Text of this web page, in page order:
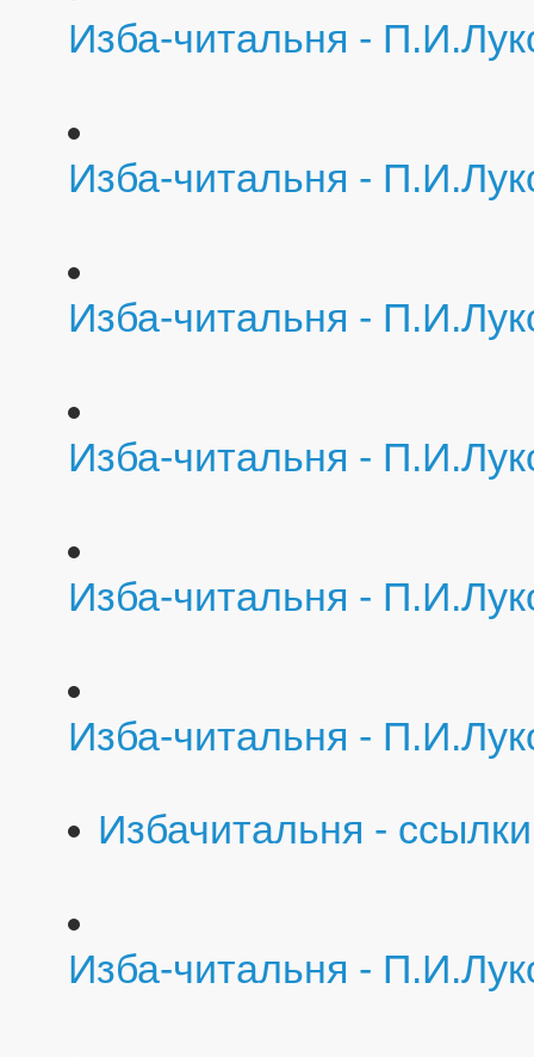
Изба-читальня -
Изба-читальня -
Изба-читальня -
Изба-читальня -
Изба-читальня -
Изба-читальня -
Избачитальня - ссылки
Изба-читальня -